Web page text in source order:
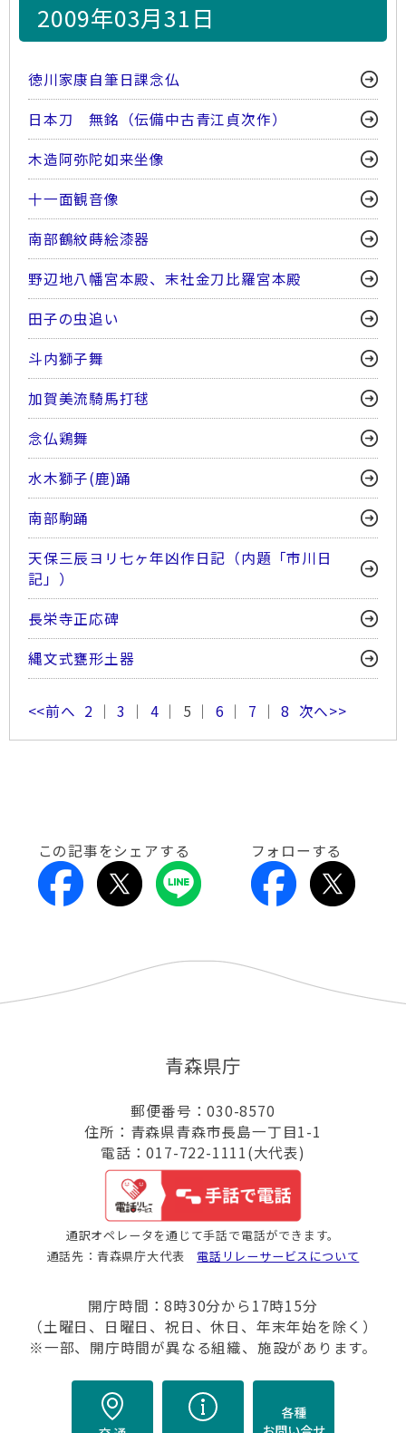
2009年03月31日
徳川家康自筆日課念仏
日本刀 無銘（伝備中古青江貞次作）
木造阿弥陀如来坐像
十一面観音像
南部鶴紋蒔絵漆器
野辺地八幡宮本殿、末社金刀比羅宮本殿
田子の虫追い
斗内獅子舞
加賀美流騎馬打毬
念仏鶏舞
水木獅子(鹿)踊
南部駒踊
天保三辰ヨリ七ヶ年凶作日記（内題「市川日
記」）
長栄寺正応碑
縄文式甕形土器
<<前へ 2 ｜3 ｜ 4 ｜ 5 ｜ 6 ｜ 7 ｜8 次へ>>
この記事をシェアする フォローする
青森県庁
郵便番号：030-8570
住所：青森県青森市長島一丁目1-1
電話：017-722-1111(大代表)
通訳オペレータを通じて手話で電話ができます。
通話先：青森県庁大代表 電話リレーサービスについて
開庁時間：8時30分から17時15分
（土曜日、日曜日、祝日、休日、年末年始を除く）
※一部、開庁時間が異なる組織、施設があります。